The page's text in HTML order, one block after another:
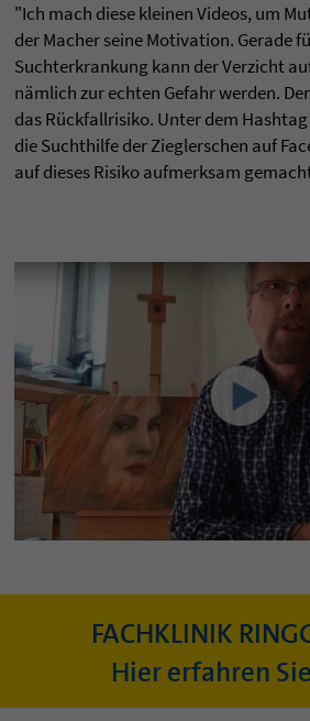
"Ich mach diese kleinen Videos, um
der Macher seine Motivation. Gerade
Suchterkrankung kann der Verzicht
nämlich zur echten Gefahr werden.
das Rückfallrisiko. Unter dem
die Suchthilfe der Zieglerschen auf
auf dieses Risiko aufmerksam
FACHKLINIK
Hier erfahren